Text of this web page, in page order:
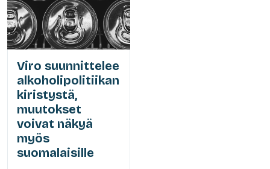
Viro suunnittelee
alkoholipolitiikan
kiristystä,
muutokset
voivat näkyä
myös
suomalaisille